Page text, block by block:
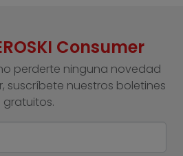
Consumer
perderte ninguna novedad
suscríbete nuestros boletines
gratuitos.